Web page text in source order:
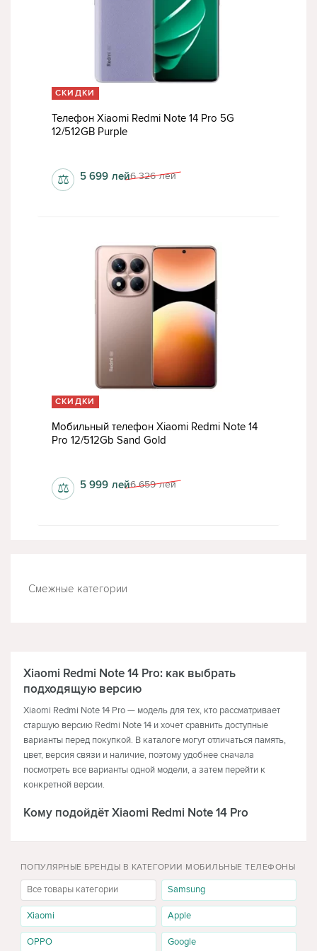
СКИДКИ
Телефон Xiaomi Redmi Note 14 Pro 5G
12/512GB Purple
1220 x 2712 пкс 6 326 лей
5 699 лей
⚖
СКИДКИ
Мобильный телефон Xiaomi Redmi Note 14
Pro 12/512Gb Sand Gold
1080 x 2400 пкс 6 659 лей
5 999 лей
⚖
Смежные категории
Xiaomi Redmi Note 14 Pro: как выбрать
подходящую версию
Xiaomi Redmi Note 14 Pro — модель для тех, кто рассматривает
старшую версию Redmi Note 14 и хочет сравнить доступные
варианты перед покупкой. В каталоге могут отличаться память,
цвет, версия связи и наличие, поэтому удобнее сначала
посмотреть все варианты одной модели, а затем перейти к
конкретной версии.
Кому подойдёт Xiaomi Redmi Note 14 Pro
когда базовой модели уже недостаточно по ожиданиям, но при
этом покупатель ещё сравнивает разные варианты памяти, цвета
и стоимости. Перед покупкой важно открыть выбранную версию
и проверить её характеристики.
Когда лучше выбрать другую модель
ПОПУЛЯРНЫЕ БРЕНДЫ В КАТЕГОРИИ МОБИЛЬНЫЕ ТЕЛЕФОНЫ
Все товары категории Samsung
Xiaomi Apple
OPPO Google